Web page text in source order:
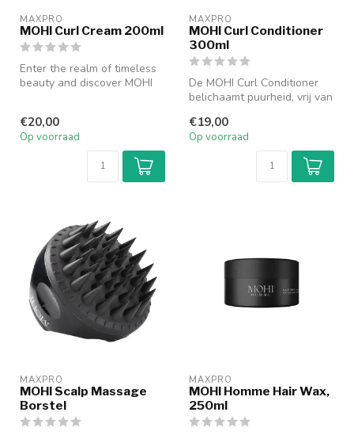
MAXPRO
MOHI Curl Cream 200ml
Enter the realm of timeless
beauty and discover MOHI
€20,00
Op voorraad
MAXPRO
MOHI Curl Conditioner
300ml
De MOHI Curl Conditioner
belichaamt puurheid, vrij van
€19,00
Op voorraad
MAXPRO
MOHI Scalp Massage
Borstel
MAXPRO
MOHI Homme Hair Wax,
250ml